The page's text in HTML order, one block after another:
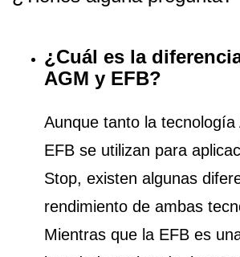
¿Cuál es la
AGM y EFB?
Aunque tanto la
EFB se utilizan para
Stop, existen algunas
rendimiento de ambas
Mientras que la EFB es